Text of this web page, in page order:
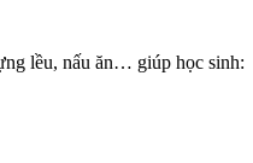
lều, nấu ăn… giúp học sinh: